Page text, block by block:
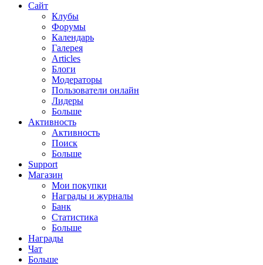
Сайт
Клубы
Форумы
Календарь
Галерея
Articles
Блоги
Модераторы
Пользователи онлайн
Лидеры
Больше
Активность
Активность
Поиск
Больше
Support
Магазин
Мои покупки
Награды и журналы
Банк
Статистика
Больше
Награды
Чат
Больше